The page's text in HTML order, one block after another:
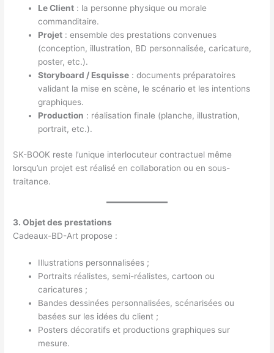
Le Client : la personne physique ou morale
commanditaire.
Projet : ensemble des prestations convenues
(conception, illustration, BD personnalisée, caricature,
poster, etc.).
Storyboard / Esquisse : documents préparatoires
validant la mise en scène, le scénario et les intentions
graphiques.
Production : réalisation finale (planche, illustration,
portrait, etc.).
SK-BOOK reste l’unique interlocuteur contractuel même
lorsqu’un projet est réalisé en collaboration ou en sous-
traitance.
3. Objet des prestations
Cadeaux-BD-Art propose :
Illustrations personnalisées ;
Portraits réalistes, semi-réalistes, cartoon ou
caricatures ;
Bandes dessinées personnalisées, scénarisées ou
basées sur les idées du client ;
Posters décoratifs et productions graphiques sur
mesure.